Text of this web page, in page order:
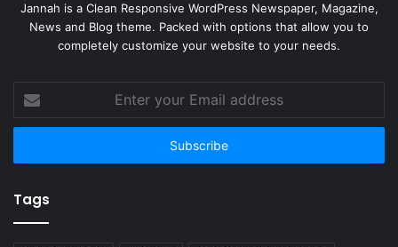
Jannah is a Clean Responsive WordPress Newspaper, Magazine,
News and Blog theme. Packed with options that allow you to
completely customize your website to your needs.
your
Email
Tags